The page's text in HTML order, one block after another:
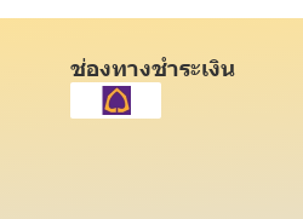
ช่องทางชำระเงิน